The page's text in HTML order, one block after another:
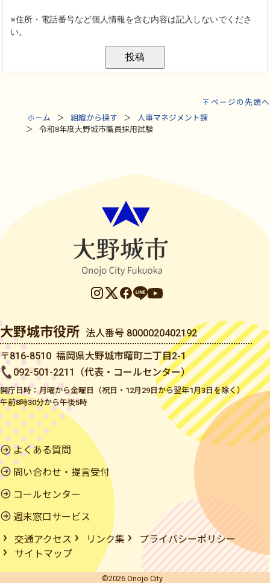
ページの先頭へ
ホーム
組織から探す
人事マネジメント課
令和8年度大野城市職員採用試験
大野城市役所 法人番号 8000020402192
〒816-8510 福岡県大野城市曙町二丁目2-1
092-501-2211（代表・コールセンター）
開庁日時：月曜から金曜日（祝日・12月29日から翌年1月3日を除く）
午前8時30分から午後5時
よくある質問
問い合わせ・提言受付
コールセンター
週末窓口サービス
交通アクセス
リンク集
プライバシーポリシー
サイトマップ
©2026 Onojo City